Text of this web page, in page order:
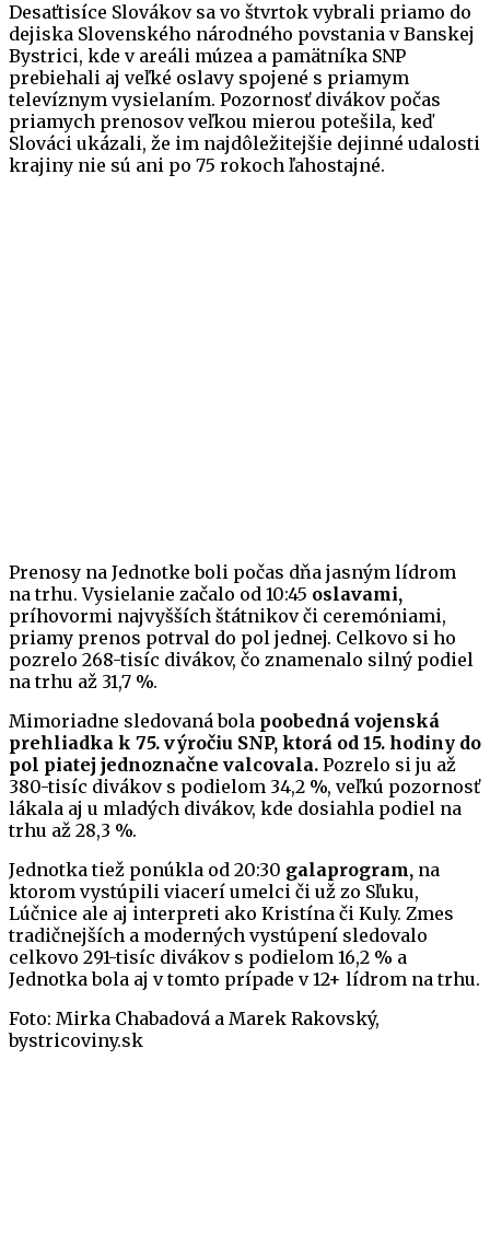
Desaťtisíce Slovákov sa vo štvrtok vybrali priamo do
dejiska Slovenského národného povstania v Banskej
Bystrici, kde v areáli múzea a pamätníka SNP
prebiehali aj veľké oslavy spojené s priamym
televíznym vysielaním. Pozornosť divákov počas
priamych prenosov veľkou mierou potešila, keď
Slováci ukázali, že im najdôležitejšie dejinné udalosti
krajiny nie sú ani po 75 rokoch ľahostajné.
Prenosy na Jednotke boli počas dňa jasným lídrom
na trhu. Vysielanie začalo od 10:45 oslavami,
príhovormi najvyšších štátnikov či ceremóniami,
priamy prenos potrval do pol jednej. Celkovo si ho
pozrelo 268-tisíc divákov, čo znamenalo silný podiel
na trhu až 31,7 %.
Mimoriadne sledovaná bola poobedná vojenská
prehliadka k 75. výročiu SNP, ktorá od 15. hodiny do
pol piatej jednoznačne valcovala. Pozrelo si ju až
380-tisíc divákov s podielom 34,2 %, veľkú pozornosť
lákala aj u mladých divákov, kde dosiahla podiel na
trhu až 28,3 %.
Jednotka tiež ponúkla od 20:30 galaprogram, na
ktorom vystúpili viacerí umelci či už zo Sľuku,
Lúčnice ale aj interpreti ako Kristína či Kuly. Zmes
tradičnejších a moderných vystúpení sledovalo
celkovo 291-tisíc divákov s podielom 16,2 % a
Jednotka bola aj v tomto prípade v 12+ lídrom na trhu.
Foto: Mirka Chabadová a Marek Rakovský,
bystricoviny.sk